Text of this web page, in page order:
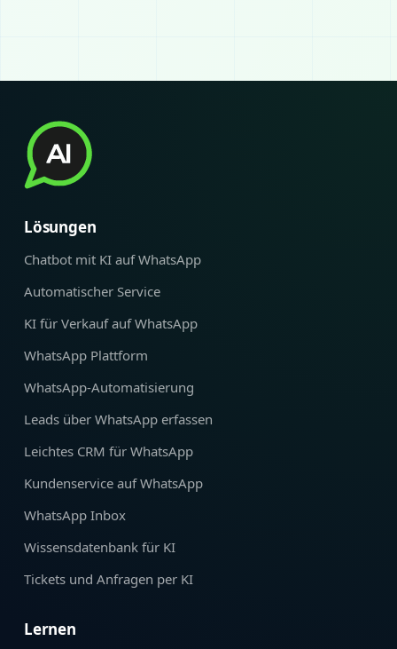
Lösungen
Chatbot mit KI auf WhatsApp
Automatischer Service
KI für Verkauf auf WhatsApp
WhatsApp Plattform
WhatsApp‑Automatisierung
Leads über WhatsApp erfassen
Leichtes CRM für WhatsApp
Kundenservice auf WhatsApp
WhatsApp Inbox
Wissensdatenbank für KI
Tickets und Anfragen per KI
Lernen